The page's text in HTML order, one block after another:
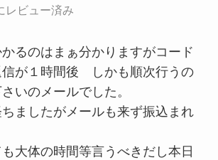
レビュー済み
るのはまぁ分かりますがコード
信が１時間後 しかも順次行うの
いのメールでした。
ましたがメールも来ず振込まれ
大体の時間等言うべきだし本日